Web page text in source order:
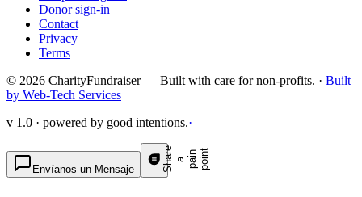
Donor sign-in
Contact
Privacy
Terms
© 2026 CharityFundraiser — Built with care for non-profits. · Built
by Web-Tech Services
v 1.0 · powered by good intentions.·
Envíanos un Mensaje S
h
a r
e a
p a
i n
p
o i n t